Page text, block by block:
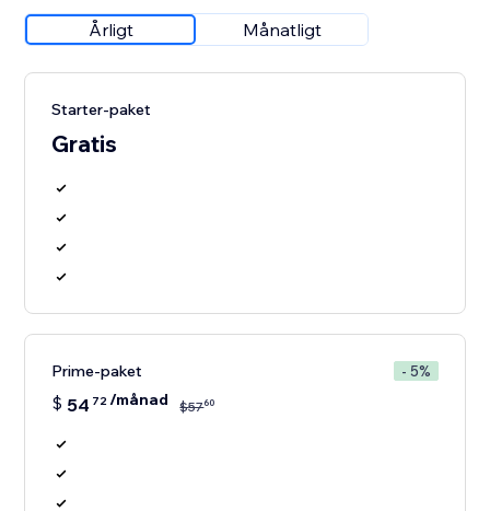
Årligt Månatligt
Starter-paket
Gratis
Prime-paket - 5%
$ 54 72/månad $5760